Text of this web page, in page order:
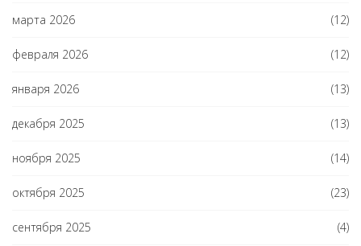
марта 2026 (12)
февраля 2026 (12)
января 2026 (13)
декабря 2025 (13)
ноября 2025 (14)
октября 2025 (23)
сентября 2025 (4)